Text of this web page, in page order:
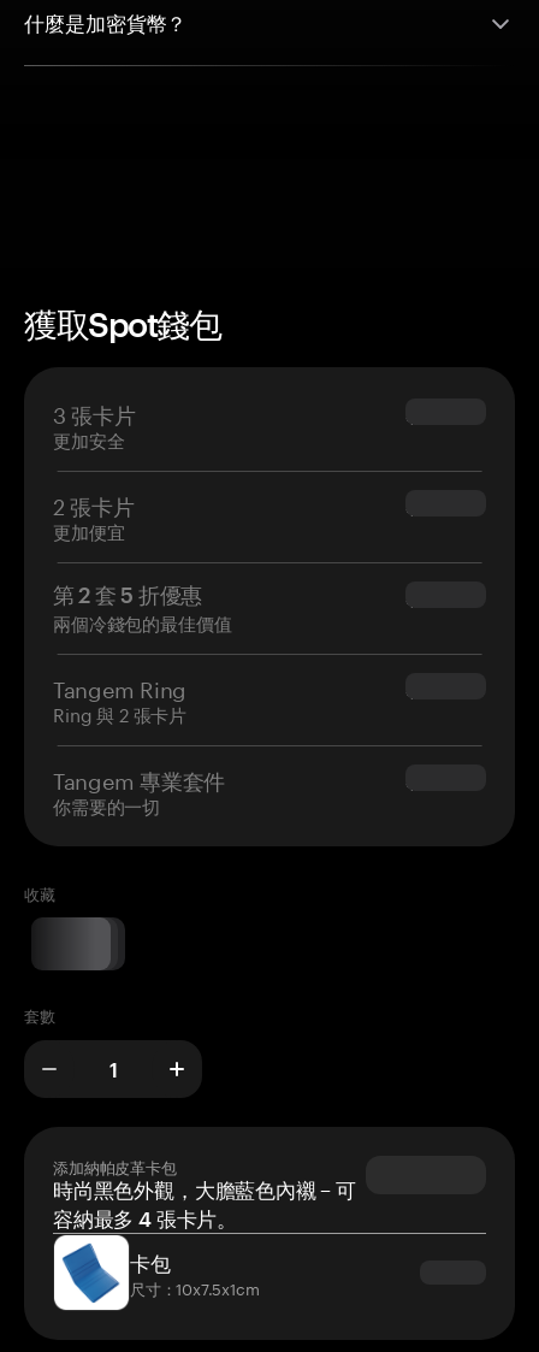
什麼是加密貨幣？
獲取Spot錢包
3 張卡片
更加安全
$69.90
2 張卡片
更加便宜
$54.90
第 2 套 5 折優惠
兩個冷錢包的最佳價值
$34.95
Tangem Ring
Ring 與 2 張卡片
$160.00
Tangem 專業套件
你需要的一切
$180.00
收藏
套數
添加納帕皮革卡包
時尚黑色外觀，大膽藍色內襯 – 可
容納最多 4 張卡片。
卡包
尺寸：10x7.5x1cm